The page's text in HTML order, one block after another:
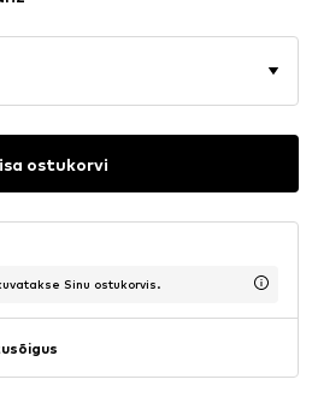
ostukorvi
Sinu ostukorvis.